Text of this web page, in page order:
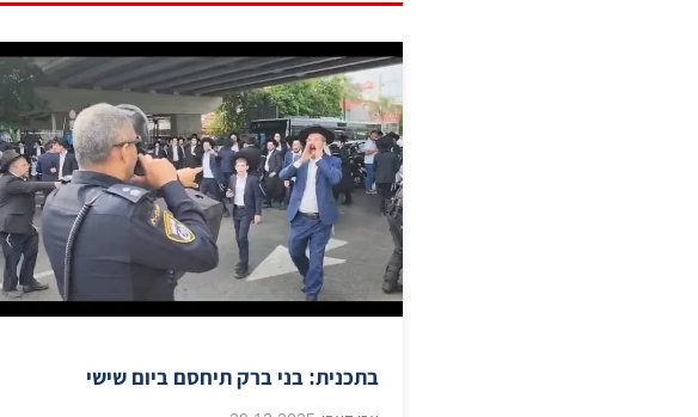
בתכנית: בני ברק תיחסם ביום שישי